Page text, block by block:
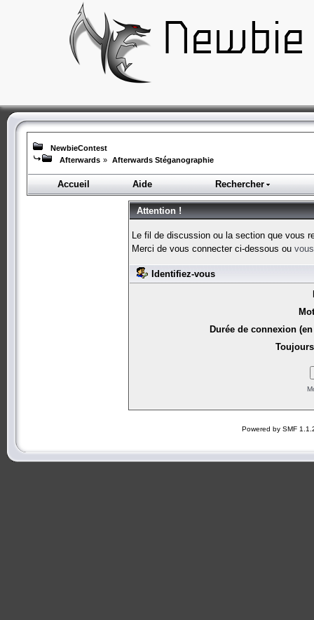
NewbieContest
Afterwards » Afterwards Stéganographie
Accueil Aide Rechercher
Attention !
Le fil de discussion ou la section que vous
Merci de vous connecter ci-dessous ou
Identifiez-vous
Durée de connexion
Powered by SMF